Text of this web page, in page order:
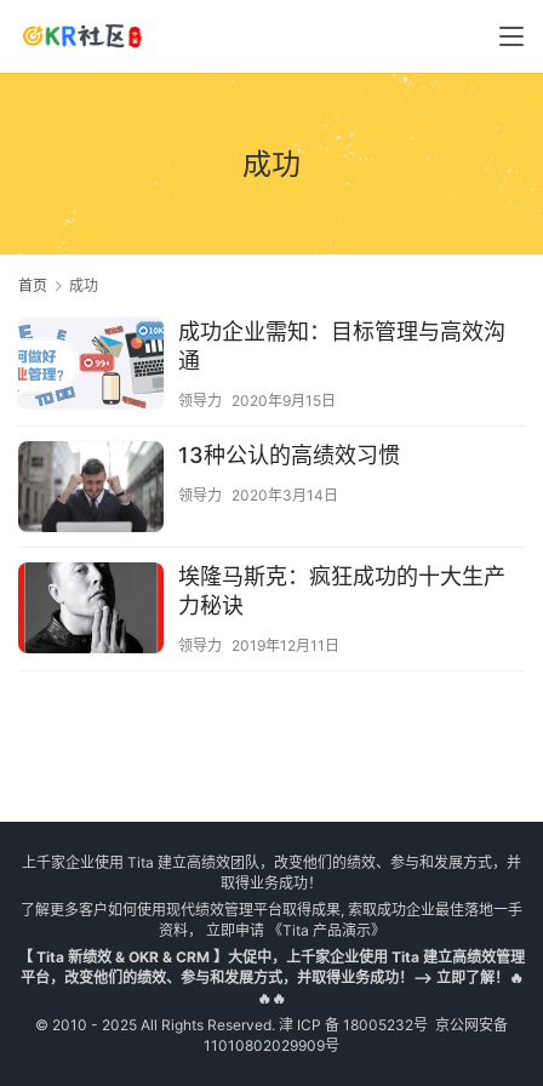
成功
首页 成功
成功企业需知：目标管理与高效沟
通
领导力 2020年9月15日
13种公认的高绩效习惯
领导力 2020年3月14日
埃隆马斯克：疯狂成功的十大生产
力秘诀
领导力 2019年12月11日
上千家企业使用 Tita 建立高绩效团队，改变他们的绩效、参与和发展方式，并
取得业务成功！
了解更多客户如何使用现代绩效管理平台取得成果, 索取成功企业最佳落地一手
资料， 立即申请《Tita 产品演示》
【 Tita 新绩效 & OKR & CRM 】大促中，上千家企业使用 Tita 建立高绩效管理
平台，改变他们的绩效、参与和发展方式，并取得业务成功！--> 立即了解！🔥
🔥🔥
© 2010 - 2025 All Rights Reserved. 津 ICP 备 18005232号 京公网安备
11010802029909号